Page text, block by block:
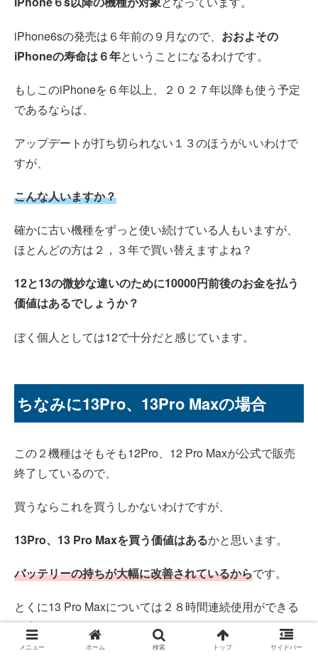
iPhone6sの発売は６年前の９月なので、 おおよその
iPhoneの寿命は６年ということになるわけです。
もしこのiPhoneを６年以上、２０２７年以降も使う予定
であるならば、
アップデートが打ち切られない１３のほうがいいわけで
すが、
こんな人いますか？
確かに古い機種をずっと使い続けている人もいますが、
ほとんどの方は２，３年で買い替えますよね？
12と13の微妙な違いのために10000円前後のお金を払う
価値はあるでしょうか？
ぼく個人としては12で十分だと感じています。
ちなみに13Pro、13Pro Maxの場合
この２機種はそもそも12Pro、12 Pro Maxが公式で販売
終了しているので、
買うならこれを買うしかないわけですが、
13Pro、13 Pro Maxを買う価値はあるかと思います。
バッテリーの持ちが大幅に改善されているからです。
とくに13 Pro Maxについては２８時間連続使用ができる
と書かれているため、
メニュー ホーム 検索 トップ サイドバー